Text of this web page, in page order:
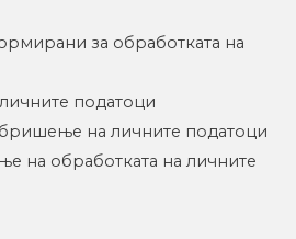
за обработката на
податоци
на личните податоци
на обработката на личните